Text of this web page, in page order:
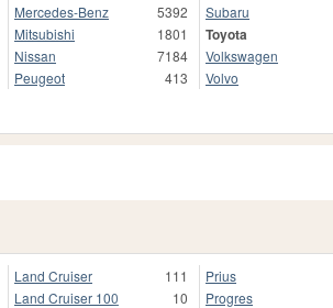
Mercedes-Benz
5392
Mitsubishi
1801
Nissan
7184
Peugeot
413
Subaru
Toyota
Volkswagen
Volvo
Land Cruiser
111
Land Cruiser 100
10
Prius
Progres